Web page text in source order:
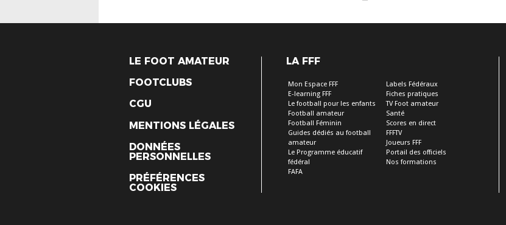
LE FOOT AMATEUR
FOOTCLUBS
CGU
MENTIONS LÉGALES
DONNÉES
PERSONNELLES
PRÉFÉRENCES
COOKIES
LA FFF
Mon Espace FFF
E-learning FFF
Le football pour les enfants
Football amateur
Football Féminin
Guides dédiés au football
amateur
Le Programme éducatif
fédéral
FAFA
Labels Fédéraux
Fiches pratiques
TV Foot amateur
Santé
Scores en direct
FFFTV
Joueurs FFF
Portail des officiels
Nos formations